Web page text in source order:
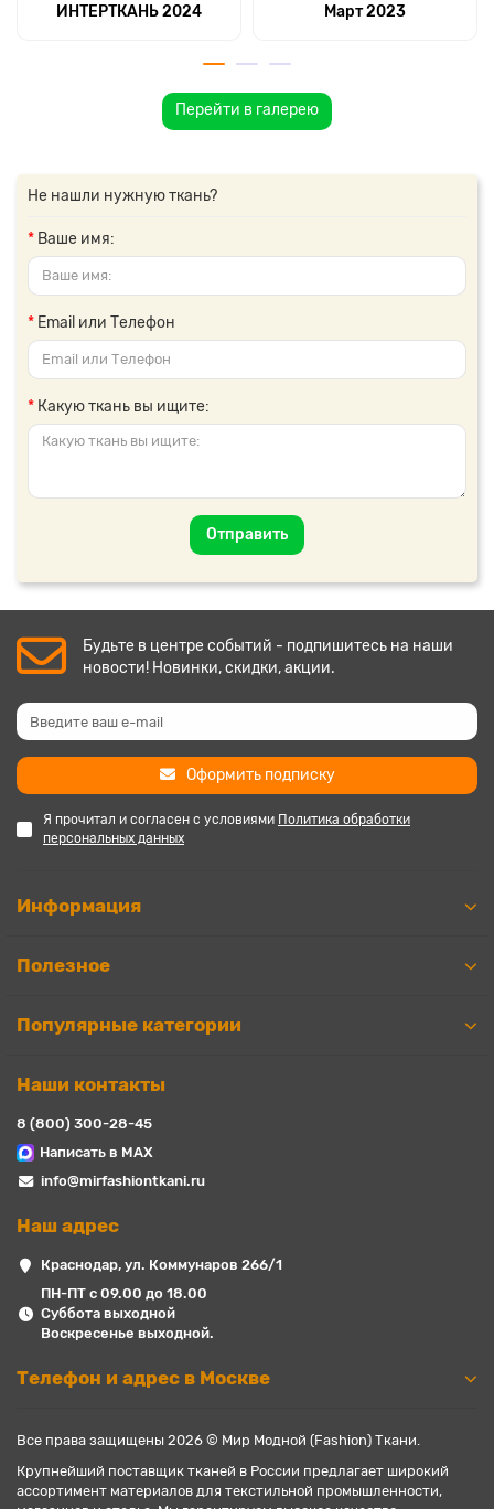
ИНТЕРТКАНЬ 2024 Март 2023
Перейти в галерею
Не нашли нужную ткань?
Ваше имя:
Email или Телефон
Какую ткань вы ищите:
Отправить
Будьте в центре событий - подпишитесь на наши
новости! Новинки, скидки, акции.
Оформить подписку
Я прочитал и согласен с условиями Политика обработки
персональных данных
Информация
Полезное
Популярные категории
Наши контакты
8 (800) 300-28-45
Написать в MAX
info@mirfashiontkani.ru
Наш адрес
Краснодар, ул. Коммунаров 266/1
ПН-ПТ с 09.00 до 18.00
Суббота выходной
Воскресенье выходной.
Телефон и адрес в Москве
Все права защищены 2026 © Мир Модной (Fashion) Ткани.
Крупнейший поставщик тканей в России предлагает широкий
ассортимент материалов для текстильной промышленности,